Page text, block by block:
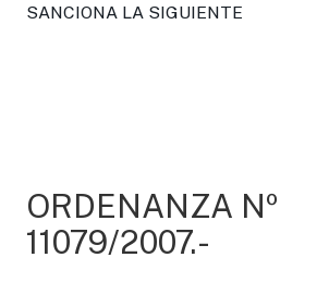
SANCIONA LA SIGUIENTE
ORDENANZA Nº
11079/2007.-